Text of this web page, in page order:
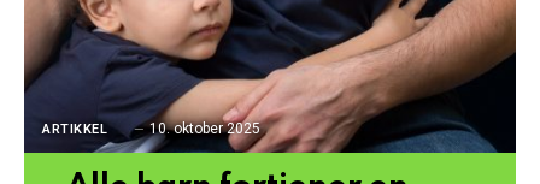
ARTIKKEL 10. oktober 2025